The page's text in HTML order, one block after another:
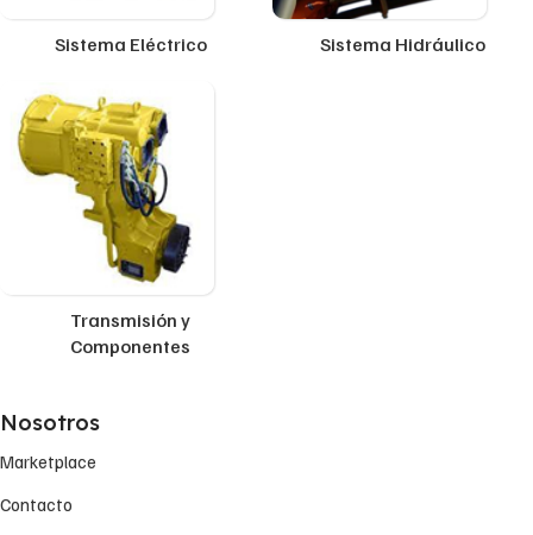
Sistema Eléctrico Sistema Hidráulico
Transmisión y
Componentes
Nosotros
Marketplace
Contacto